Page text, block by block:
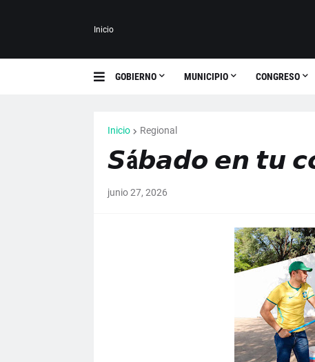
Inicio
GOBIERNO MUNICIPIO CONGRESO
Inicio Regional
𝙎á𝙗𝙖𝙙𝙤 𝙚𝙣 𝙩𝙪
junio 27, 2026